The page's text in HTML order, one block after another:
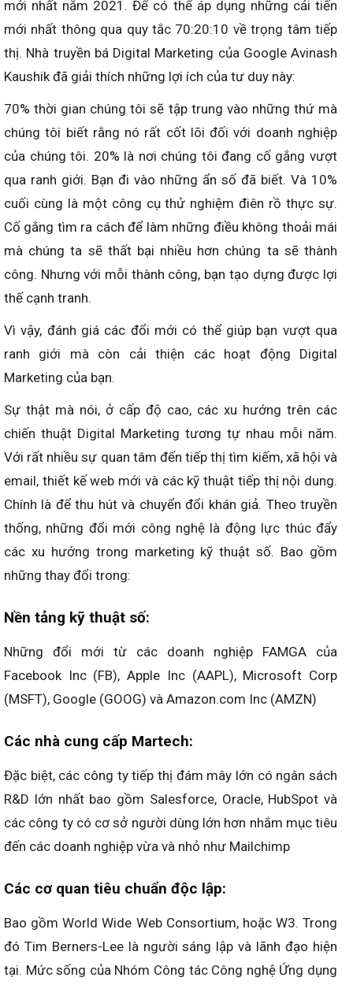
mới nhất năm 2021. Để có thể áp dụng những cải tiến
mới nhất thông qua quy tắc 70:20:10 về trọng tâm tiếp
thị. Nhà truyền bá Digital Marketing của Google Avinash
Kaushik đã giải thích những lợi ích của tư duy này:
70% thời gian chúng tôi sẽ tập trung vào những thứ mà
chúng tôi biết rằng nó rất cốt lõi đối với doanh nghiệp
của chúng tôi. 20% là nơi chúng tôi đang cố gắng vượt
qua ranh giới. Bạn đi vào những ẩn số đã biết. Và 10%
cuối cùng là một công cụ thử nghiệm điên rồ thực sự.
Cố gắng tìm ra cách để làm những điều không thoải mái
mà chúng ta sẽ thất bại nhiều hơn chúng ta sẽ thành
công. Nhưng với mỗi thành công, bạn tạo dựng được lợi
thế cạnh tranh.
Vì vậy, đánh giá các đổi mới có thể giúp bạn vượt qua
ranh giới mà còn cải thiện các hoạt động Digital
Marketing của bạn.
Sự thật mà nói, ở cấp độ cao, các xu hướng trên các
chiến thuật Digital Marketing tương tự nhau mỗi năm.
Với rất nhiều sự quan tâm đến tiếp thị tìm kiếm, xã hội và
email, thiết kế web mới và các kỹ thuật tiếp thị nội dung.
Chính là để thu hút và chuyển đổi khán giả. Theo truyền
thống, những đổi mới công nghệ là động lực thúc đẩy
các xu hướng trong marketing kỹ thuật số. Bao gồm
những thay đổi trong:
Nền tảng kỹ thuật số:
Những đổi mới từ các doanh nghiệp FAMGA của
Facebook Inc (FB), Apple Inc (AAPL), Microsoft Corp
(MSFT), Google (GOOG) và Amazon.com Inc (AMZN)
Các nhà cung cấp Martech:
Đặc biệt, các công ty tiếp thị đám mây lớn có ngân sách
R&D lớn nhất bao gồm Salesforce, Oracle, HubSpot và
các công ty có cơ sở người dùng lớn hơn nhắm mục tiêu
đến các doanh nghiệp vừa và nhỏ như Mailchimp
Các cơ quan tiêu chuẩn độc lập:
Bao gồm World Wide Web Consortium, hoặc W3. Trong
đó Tim Berners-Lee là người sáng lập và lãnh đạo hiện
tại. Mức sống của Nhóm Công tác Công nghệ Ứng dụng